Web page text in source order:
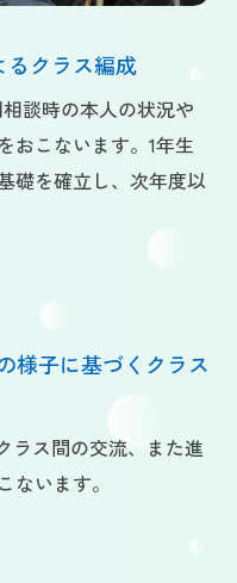
るクラス編成
談時の本人の状況や
おこないます。1年生
礎を確立し、次年度以
様子に基づくクラス
ラス間の交流、また進
います。